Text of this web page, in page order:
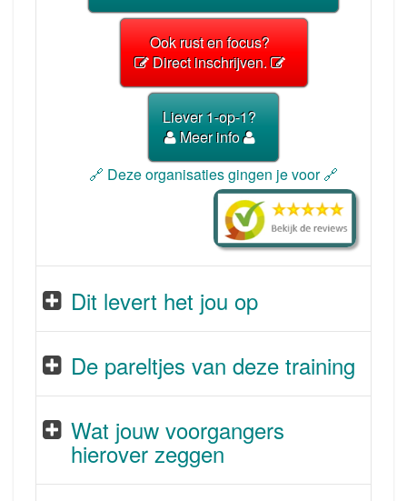
Ook rust en focus?
Direct inschrijven.
Liever 1-op-1?
Meer info
🔗 Deze organisaties gingen je voor 🔗
Dit levert het jou op
De pareltjes van deze training
Wat jouw voorgangers
hierover zeggen